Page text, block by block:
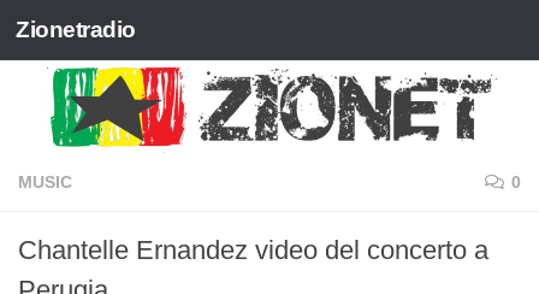
Salta al contenuto
Zionetradio
MUSIC 0
Chantelle Ernandez video del concerto a